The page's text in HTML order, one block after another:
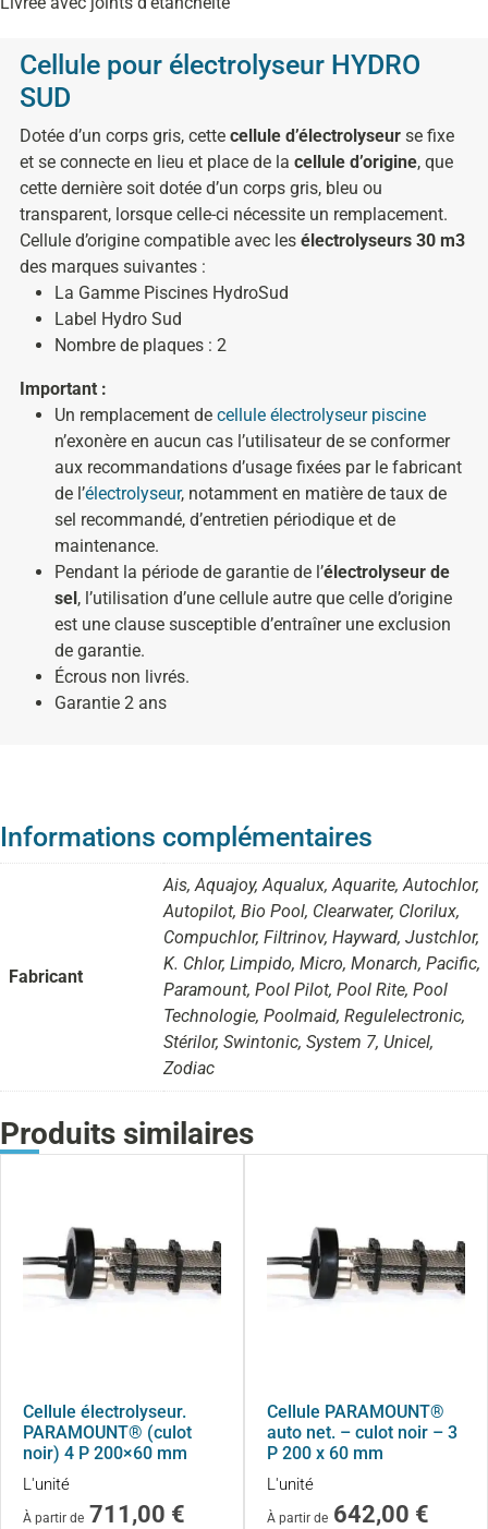
Cellule pour électrolyseur HYDRO
SUD
Dotée d’un corps gris, cette cellule d’électrolyseur se fixe
et se connecte en lieu et place de la cellule d’origine, que
cette dernière soit dotée d’un corps gris, bleu ou
transparent, lorsque celle-ci nécessite un remplacement.
Cellule d’origine compatible avec les électrolyseurs 30 m3
des marques suivantes :
La Gamme Piscines HydroSud
Label Hydro Sud
Nombre de plaques : 2
Important :
Un remplacement de cellule électrolyseur piscine
n’exonère en aucun cas l’utilisateur de se conformer
aux recommandations d’usage fixées par le fabricant
de l’électrolyseur, notamment en matière de taux de
sel recommandé, d’entretien périodique et de
maintenance.
Pendant la période de garantie de l’électrolyseur de
sel, l’utilisation d’une cellule autre que celle d’origine
est une clause susceptible d’entraîner une exclusion
de garantie.
Écrous non livrés.
Garantie 2 ans
Informations complémentaires
Fabricant
Ais, Aquajoy, Aqualux, Aquarite, Autochlor,
Autopilot, Bio Pool, Clearwater, Clorilux,
Compuchlor, Filtrinov, Hayward, Justchlor,
K. Chlor, Limpido, Micro, Monarch, Pacific,
Paramount, Pool Pilot, Pool Rite, Pool
Technologie, Poolmaid, Regulelectronic,
Stérilor, Swintonic, System 7, Unicel,
Zodiac
Produits similaires
Cellule électrolyseur.
PARAMOUNT® (culot
noir) 4 P 200×60 mm
L'unité
À partir de 711,00 €
Cellule PARAMOUNT®
auto net. – culot noir – 3
P 200 x 60 mm
L'unité
À partir de 642,00 €